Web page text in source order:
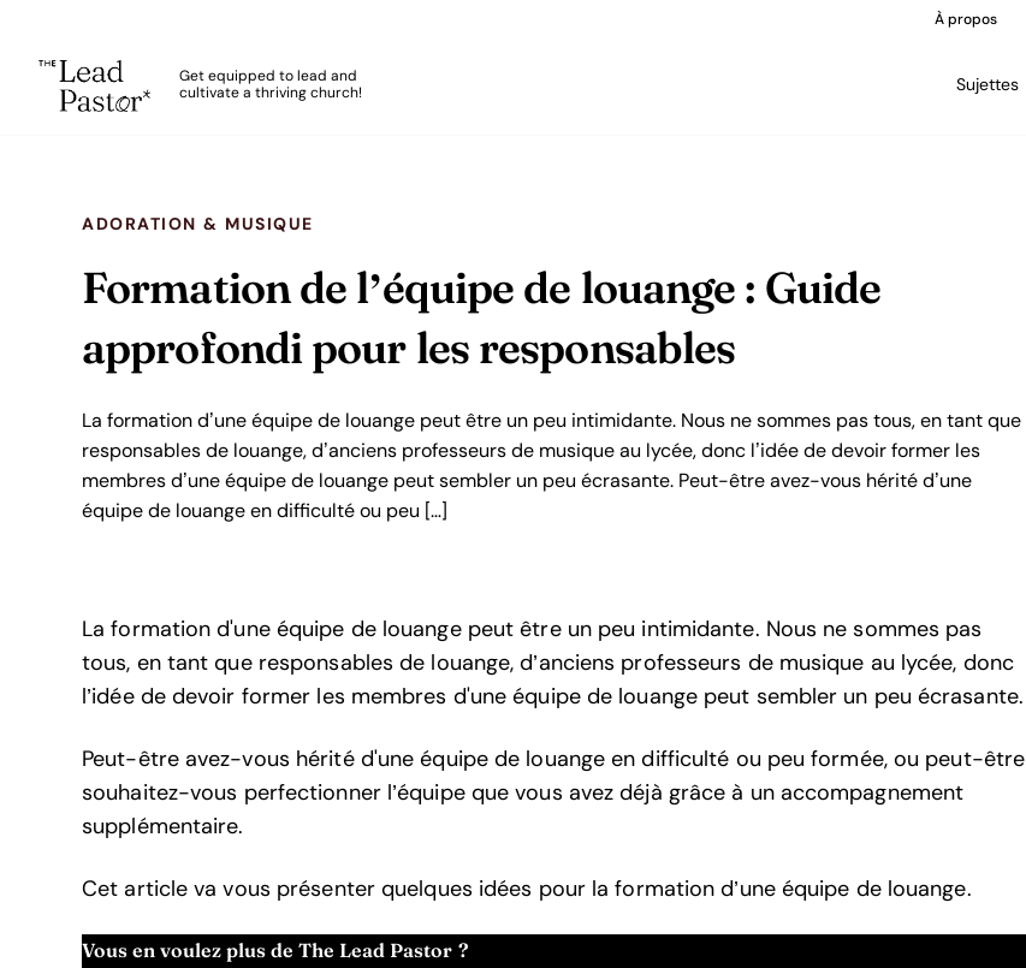
À propos
Get equipped to lead and
cultivate a thriving church!
Sujettes
ADORATION & MUSIQUE
Formation de l’équipe de louange : Guide
approfondi pour les responsables
La formation d’une équipe de louange peut être un peu intimidante. Nous ne sommes pas tous, en tant que
responsables de louange, d’anciens professeurs de musique au lycée, donc l’idée de devoir former les
membres d’une équipe de louange peut sembler un peu écrasante. Peut-être avez-vous hérité d’une
équipe de louange en difficulté ou peu […]
La formation d'une équipe de louange peut être un peu intimidante. Nous ne sommes pas
tous, en tant que responsables de louange, d’anciens professeurs de musique au lycée, donc
l’idée de devoir former les membres d'une équipe de louange peut sembler un peu écrasante.
Peut-être avez-vous hérité d'une équipe de louange en difficulté ou peu formée, ou peut-être
souhaitez-vous perfectionner l’équipe que vous avez déjà grâce à un accompagnement
supplémentaire.
Cet article va vous présenter quelques idées pour la formation d’une équipe de louange.
Vous en voulez plus de The Lead Pastor ?